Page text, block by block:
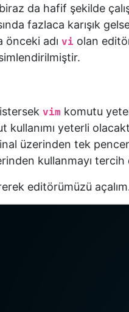
da hafif şekilde
fazlaca karışık
önceki adı vi olan
vim komutu
kullanımı yeterli
üzerinden tek
kullanmayı tercih
editörümüzü